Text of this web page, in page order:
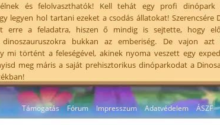
Támogatás Fórum Impresszum Adatvédelem ÁSZF
és felolvaszthatók! Kell tehát egy profi dinópark
legyen hol tartani ezeket a csodás állatokat! Szerencsére
erre a feladatra, hiszen ő mindig is sejtette, hogy
dinoszauruszokra bukkan az emberiség. De vajon
mi történt a feleségével, akinek nyoma veszett egy
meg máris a saját prehisztorikus dinóparkodat a